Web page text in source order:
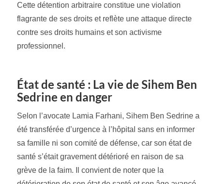
Cette détention arbitraire constitue une violation
flagrante de ses droits et reflète une attaque directe
contre ses droits humains et son activisme
professionnel.
État de santé : La vie de Sihem Ben
Sedrine en danger
Selon l’avocate Lamia Farhani, Sihem Ben Sedrine a
été transférée d’urgence à l’hôpital sans en informer
sa famille ni son comité de défense, car son état de
santé s’était gravement détérioré en raison de sa
grève de la faim. Il convient de noter que la